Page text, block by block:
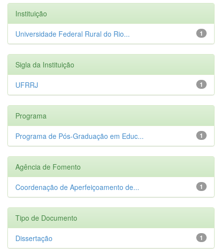
Instituição
1
Universidade Federal Rural do Rio...
Sigla da Instituição
1
UFRRJ
Programa
1
Programa de Pós-Graduação em Educ...
Agência de Fomento
1
Coordenação de Aperfeiçoamento de...
Tipo de Documento
1
Dissertação